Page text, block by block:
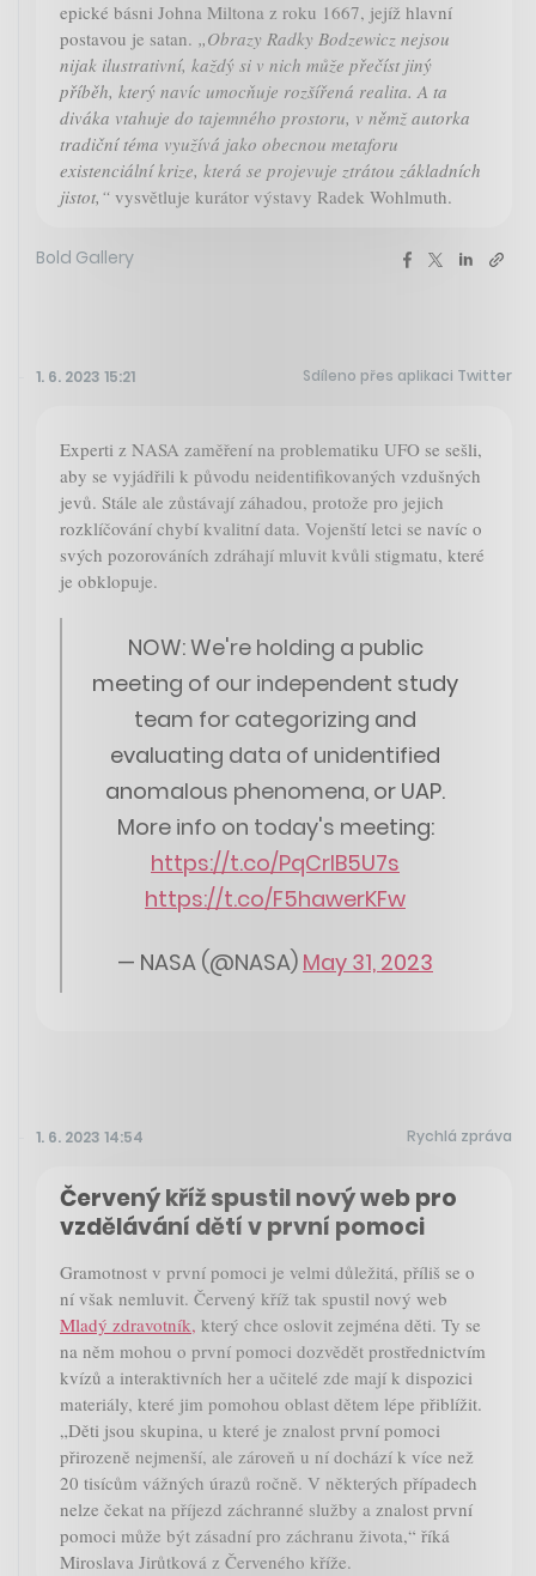
epické básni Johna Miltona z roku 1667, jejíž hlavní
postavou je satan. „Obrazy Radky Bodzewicz nejsou
nijak ilustrativní, každý si v nich může přečíst jiný
příběh, který navíc umocňuje rozšířená realita. A ta
diváka vtahuje do tajemného prostoru, v němž autorka
tradiční téma využívá jako obecnou metaforu
existenciální krize, která se projevuje ztrátou základních
jistot,“ vysvětluje kurátor výstavy Radek Wohlmuth.
Bold Gallery
1. 6. 2023 15:21 Sdíleno přes aplikaci Twitter
Experti z NASA zaměření na problematiku UFO se sešli,
aby se vyjádřili k původu neidentifikovaných vzdušných
jevů. Stále ale zůstávají záhadou, protože pro jejich
rozklíčování chybí kvalitní data. Vojenští letci se navíc o
svých pozorováních zdráhají mluvit kvůli stigmatu, které
je obklopuje.
NOW: We're holding a public
meeting of our independent study
team for categorizing and
evaluating data of unidentified
anomalous phenomena, or UAP.
More info on today's meeting:
https://t.co/PqCrIB5U7s
https://t.co/F5hawerKFw
— NASA (@NASA) May 31, 2023
1. 6. 2023 14:54 Rychlá zpráva
Červený kříž spustil nový web pro
vzdělávání dětí v první pomoci
Gramotnost v první pomoci je velmi důležitá, příliš se o
ní však nemluvit. Červený kříž tak spustil nový web
Mladý zdravotník, který chce oslovit zejména děti. Ty se
na něm mohou o první pomoci dozvědět prostřednictvím
kvízů a interaktivních her a učitelé zde mají k dispozici
materiály, které jim pomohou oblast dětem lépe přiblížit.
„Děti jsou skupina, u které je znalost první pomoci
přirozeně nejmenší, ale zároveň u ní dochází k více než
20 tisícům vážných úrazů ročně. V některých případech
nelze čekat na příjezd záchranné služby a znalost první
pomoci může být zásadní pro záchranu života,“ říká
Miroslava Jirůtková z Červeného kříže.